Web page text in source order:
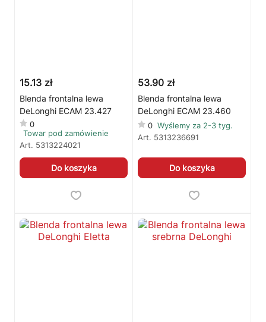
15.13 zł
Blenda frontalna lewa
DeLonghi ECAM 23.427
0
Towar pod zamówienie
Art. 5313224021
Do koszyka
53.90 zł
Blenda frontalna lewa
DeLonghi ECAM 23.460
0 Wyślemy za 2-3 tyg.
Art. 5313236691
Do koszyka